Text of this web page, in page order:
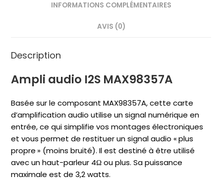
INFORMATIONS COMPLÉMENTAIRES
AVIS (0)
Description
Ampli audio I2S MAX98357A
Basée sur le composant MAX98357A, cette carte
d’amplification audio utilise un signal numérique en
entrée, ce qui simplifie vos montages électroniques
et vous permet de restituer un signal audio « plus
propre » (moins bruité). Il est destiné à être utilisé
avec un haut-parleur 4Ω ou plus. Sa puissance
maximale est de 3,2 watts.